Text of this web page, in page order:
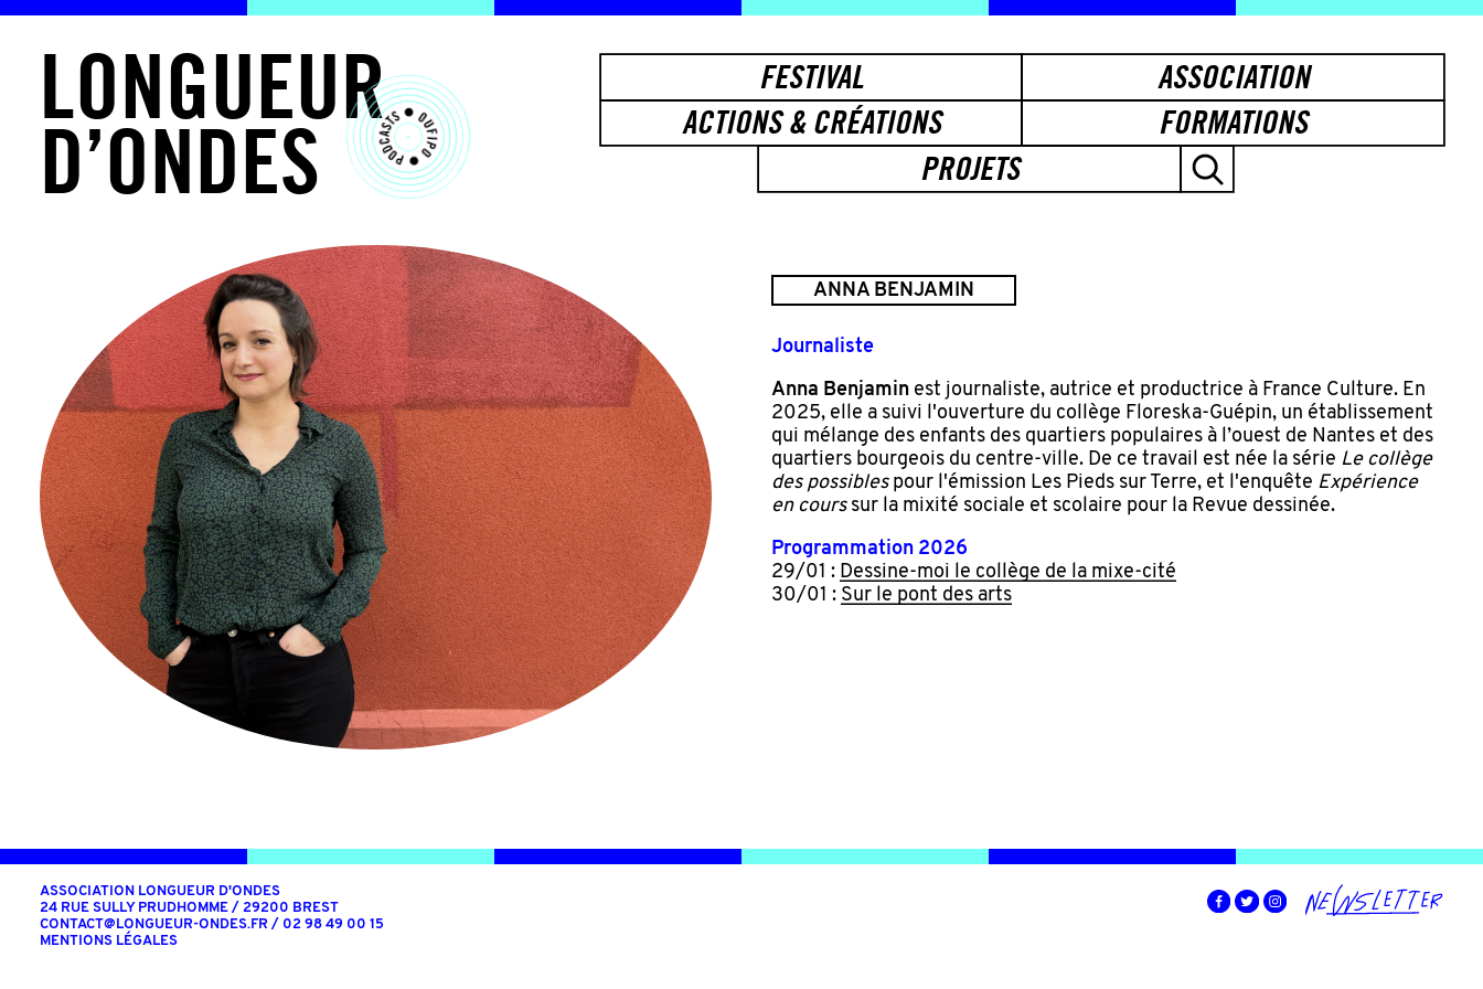
LONGUEUR
D’ONDES
FESTIVAL
ASSOCIATION
ACTIONS & CRÉATIONS
FORMATIONS
PROJETS
ANNA BENJAMIN
Journaliste
Anna Benjaminest journaliste, autrice et productrice à France Culture. En
2025, elle a suivi l'ouverture du collège Floreska-Guépin, un établissement
qui mélange des enfants des quartiers populaires à l’ouest de Nantes et des
quartiers bourgeois du centre-ville. De ce travail est née la série Le collège
des possiblespour l'émission Les Pieds sur Terre, et l'enquête Expérience
en courssur la mixité sociale et scolaire pour la Revue dessinée.
Programmation 2026
29/01 : Dessine-moi le collège de la mixe-cité
30/01 : Sur le pont des arts
ASSOCIATION LONGUEUR D'ONDES
24 RUE SULLY PRUDHOMME / 29200 BREST
CONTACT@LONGUEUR-ONDES.FR / 02 98 49 00 15
MENTIONS LÉGALES